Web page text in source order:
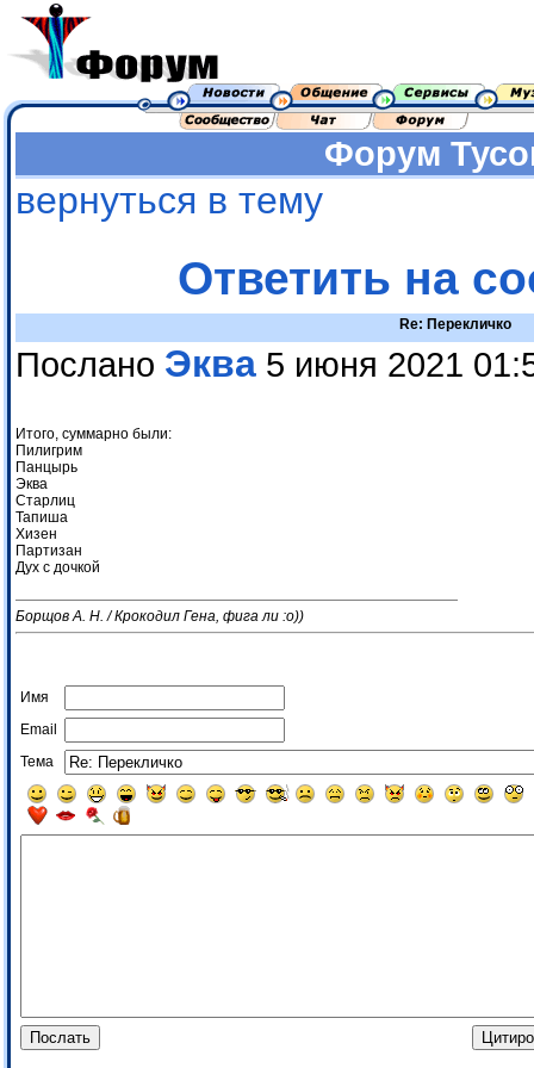
Форум
вернуться в тему
Ответить на
Re: Перекличко
Послано Эква 5 июня 2021
Итого, суммарно были:
Пилигрим
Панцырь
Эква
Старлиц
Тапиша
Хизен
Партизан
Дух с дочкой
Борщов А. Н. / Крокодил Гена, фига ли :о))
Имя
Email
Тема